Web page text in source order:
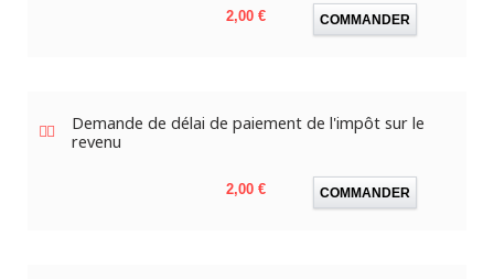
Prix
2,00 € COMMANDER
Demande de délai de paiement de l'impôt sur le
revenu
Prix
2,00 € COMMANDER